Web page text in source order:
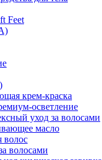
Feet
крем-краска
осветление
уход за волосами
масло
волос
волосами